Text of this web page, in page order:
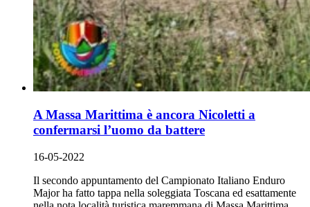
A Massa Marittima è ancora Nicoletti a
confermarsi l’uomo da battere
16-05-2022
Il secondo appuntamento del Campionato Italiano Enduro
Major ha fatto tappa nella soleggiata Toscana ed esattamente